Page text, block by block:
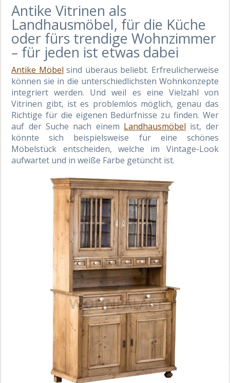
Antike Vitrinen als
Landhausmöbel, für die Küche
oder fürs trendige Wohnzimmer
– für jeden ist etwas dabei
Antike Möbel sind überaus beliebt. Erfreulicherweise
können sie in die unterschiedlichsten Wohnkonzepte
integriert werden. Und weil es eine Vielzahl von
Vitrinen gibt, ist es problemlos möglich, genau das
Richtige für die eigenen Bedürfnisse zu finden. Wer
auf der Suche nach einem Landhausmöbel ist, der
könnte sich beispielsweise für eine schönes
Möbelstück entscheiden, welche im Vintage-Look
aufwartet und in weiße Farbe getüncht ist.